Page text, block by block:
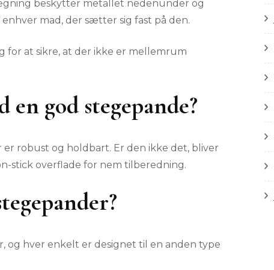
beskytter metallet nedenunder og
mad, der sætter sig fast på den.
at sikre, at der ikke er mellemrum
en god stegepande?
robust og holdbart. Er den ikke det, bliver
stick overflade for nem tilberedning.
og hver enkelt er designet til en anden type